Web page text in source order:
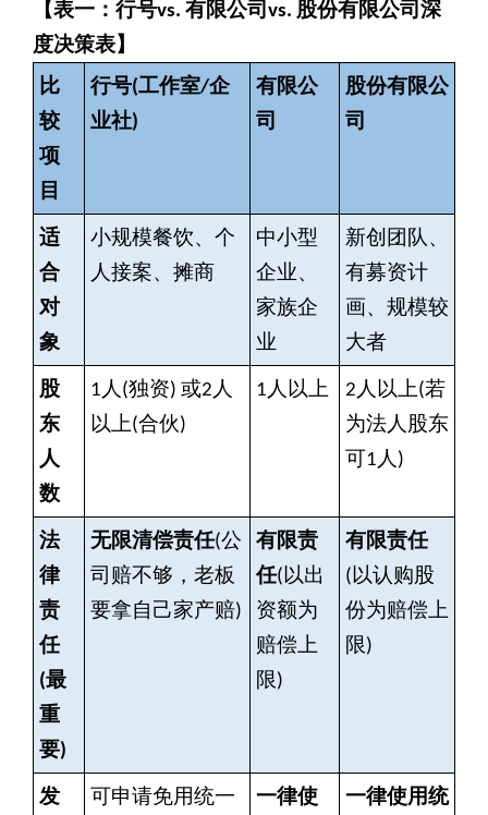
【表一：行号vs. 有限公司vs. 股份有限公司深
度决策表】
比
较
项
目
行号(工作室/企
业社)
有限公
司
股份有限公
司
适
合
对
象
小规模餐饮、个
人接案、摊商
中小型
企业、
家族企
业
新创团队、
有募资计
画、规模较
大者
股
东
人
数
1人(独资) 或2人
以上(合伙)
1人以上 2人以上(若
为法人股东
可1人)
法
律
责
任
(最
重
要)
无限清偿责任(公
司赔不够，老板
要拿自己家产赔)
有限责
任(以出
资额为
赔偿上
限)
有限责任
(以认购股
份为赔偿上
限)
发
可申请免用统一
一律使
一律使用统